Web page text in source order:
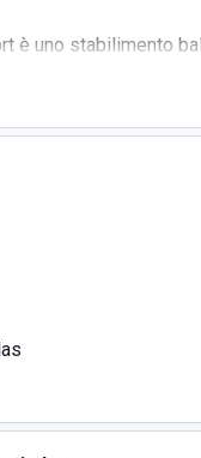
è uno stabilimento
con lettini,
mare.